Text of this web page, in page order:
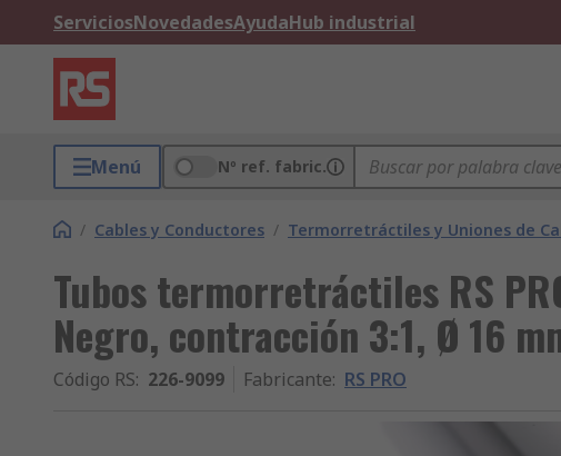
ServiciosNovedadesAyudaHub industrial
Menú Nº ref. fabric.
/ Cables y Conductores / Termorretráctiles y Uniones de
Tubos termorretráctiles RS
Negro, contracción 3:1, Ø 16
Código RS: 226-9099 Fabricante: RS PRO